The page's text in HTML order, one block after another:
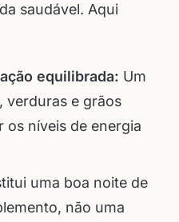
saudável. Aqui
equilibrada: Um
verduras e grãos
os níveis de energia
uma boa noite de
não uma